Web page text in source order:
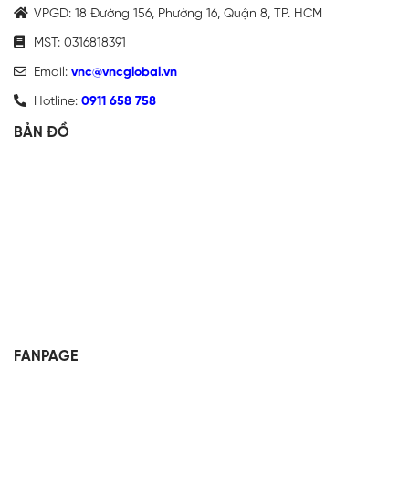
VPGD: 18 Đường 156, Phường 16, Quận 8, TP. HCM
MST: 0316818391
Email: vnc@vncglobal.vn
Hotline: 0911 658 758
BẢN ĐỒ
FANPAGE